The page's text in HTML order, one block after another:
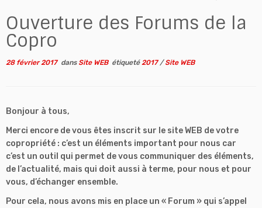
Ouverture des Forums de la
Copro
28 février 2017dans Site WEB étiqueté2017 /Site WEB
Bonjour à tous,
Merci encore de vous êtes inscrit sur le site WEB de votre
copropriété : c’est un éléments important pour nous car
c’est un outil qui permet de vous communiquer des éléments,
de l’actualité, mais qui doit aussi à terme, pour nous et pour
vous, d’échanger ensemble.
Pour cela, nous avons mis en place un « Forum » qui s’appel